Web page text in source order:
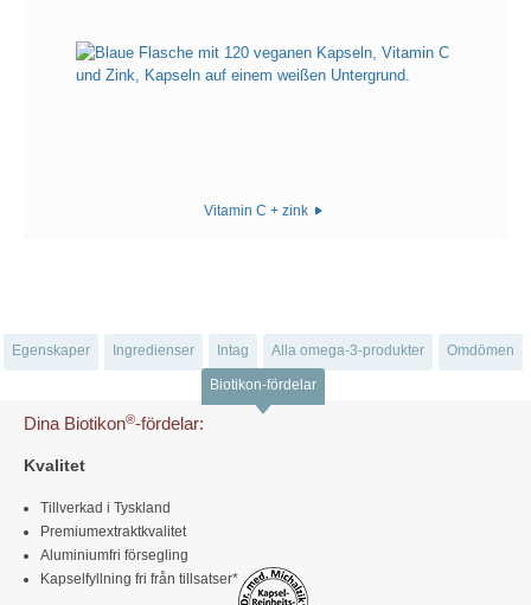
Vitamin C + zink
Egenskaper Ingredienser Intag Alla omega-3-produkter Omdömen
Biotikon-fördelar
Dina Biotikon®-fördelar:
Kvalitet
Tillverkad i Tyskland
Premiumextraktkvalitet
Aluminiumfri försegling
Kapselfyllning fri från tillsatser*